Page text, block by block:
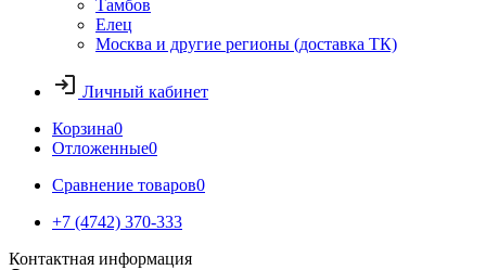
Тамбов
Елец
Москва и другие регионы (доставка ТК)
Личный кабинет
Корзина0
Отложенные0
Сравнение товаров0
+7 (4742) 370-333
Контактная информация